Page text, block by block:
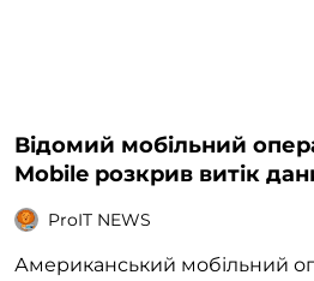
Відомий мобільний
Mobile розкрив витік
ProIT NEWS
Американський мобільний